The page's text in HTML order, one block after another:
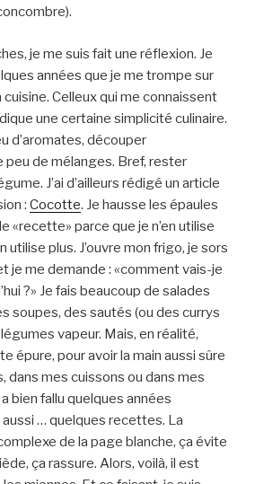
je me suis fait une réflexion. Je
années que je me trompe sur
Celleux qui me connaissent
une certaine simplicité culinaire.
d’aromates, découper
peu de mélanges. Bref, rester
J’ai d’ailleurs rédigé un article
: Cocotte. Je hausse les épaules
«recette» parce que je n’en utilise
utilise plus. J’ouvre mon frigo, je sors
je me demande : «comment vais-je
?» Je fais beaucoup de salades
soupes, des sautés (ou des currys
vapeur. Mais, en réalité,
épure, pour avoir la main aussi sûre
dans mes cuissons ou dans mes
bien fallu quelques années
… quelques recettes. La
de la page blanche, ça évite
ça rassure. Alors, voilà, il est